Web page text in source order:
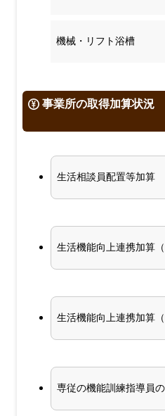
機械・リフト浴槽
事業所の取得加算状況
生活相談員配置等加算
生活機能向上連携加算
生活機能向上連携加算
専従の機能訓練指導員